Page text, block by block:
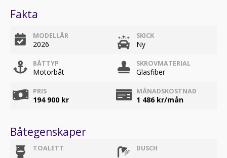
Fakta
MODELLÅR
2026
SKICK
Ny
BÅTTYP
Motorbåt
SKROVMATERIAL
Glasfiber
PRIS
194 900 kr
MÅNADSKOSTNAD
1 486kr/mån
Båtegenskaper
TOALETT DUSCH